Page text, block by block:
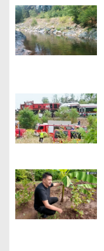
a
v
i
a
t
o
n